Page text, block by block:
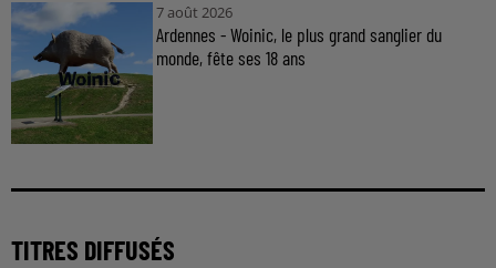
7 août 2026
Ardennes - Woinic, le plus grand sanglier du
monde, fête ses 18 ans
TITRES DIFFUSÉS